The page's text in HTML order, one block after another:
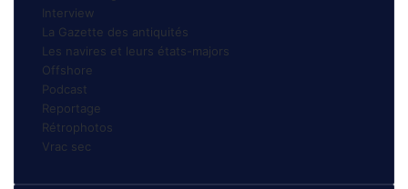
Interview
La Gazette des antiquités
Les navires et leurs états-majors
Offshore
Podcast
Reportage
Rétrophotos
Vrac sec